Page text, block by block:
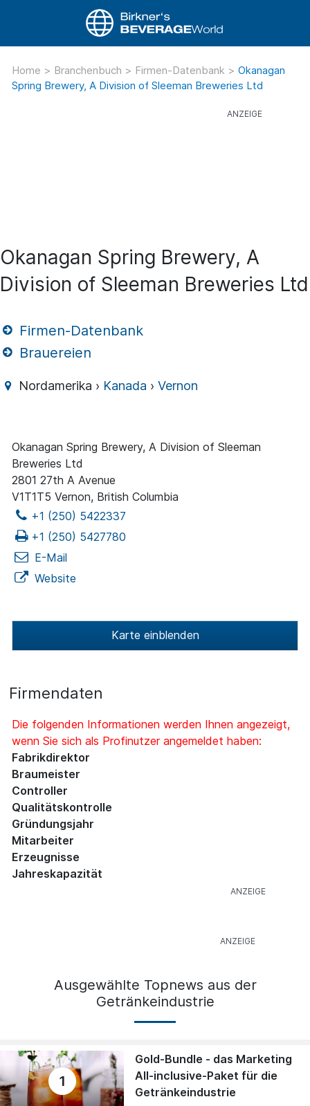
Home > Branchenbuch > Firmen-Datenbank > Okanagan
Spring Brewery, A Division of Sleeman Breweries Ltd
Okanagan Spring Brewery, A
Division of Sleeman Breweries Ltd
Firmen-Datenbank
Brauereien
Nordamerika › Kanada ›Vernon
Okanagan Spring Brewery, A Division of Sleeman
Breweries Ltd
2801 27th A Avenue
V1T1T5 Vernon, British Columbia
+1 (250) 5422337
+1 (250) 5427780
E-Mail
Website
Karte einblenden
Firmendaten
Die folgenden Informationen werden Ihnen angezeigt,
wenn Sie sich als Profinutzer angemeldet haben:
Fabrikdirektor
Braumeister
Controller
Qualitätskontrolle
Gründungsjahr
Mitarbeiter
Erzeugnisse
Jahreskapazität
Ausgewählte Topnews aus der
Getränkeindustrie
1
Gold-Bundle - das Marketing
All-inclusive-Paket für die
Getränkeindustrie